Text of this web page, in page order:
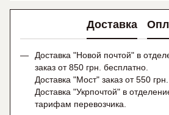
Доставка
Доставка "Новой почтой" в
заказ от 850 грн. бесплатно.
Доставка "Мост" заказ от 550
Доставка "Укрпочтой" в
тарифам перевозчика.